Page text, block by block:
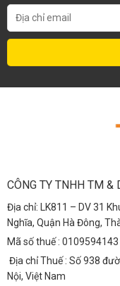
CÔNG TY TNHH TM &
Địa chỉ: LK811 – DV 31
Nghĩa, Quận Hà Đông,
Mã số thuế : 0109594143
Địa chỉ Thuế : Số 938
Nội, Việt Nam